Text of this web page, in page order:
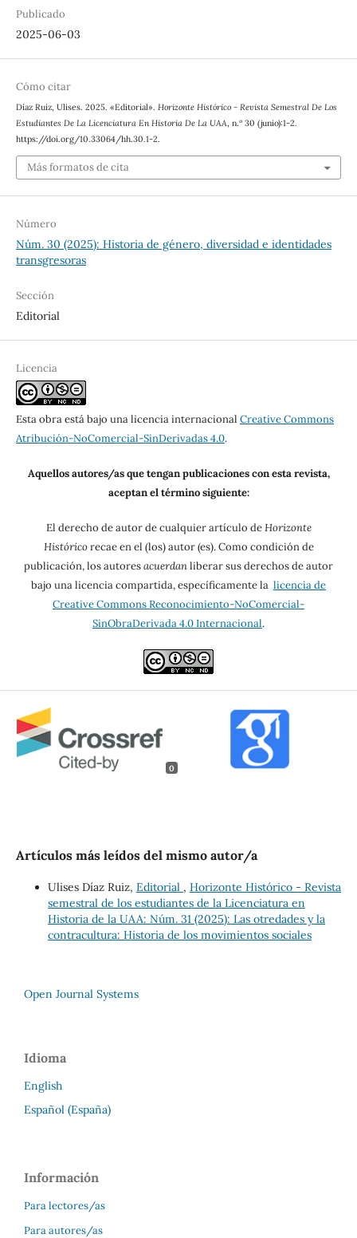
Publicado
2025-06-03
Cómo citar
Díaz Ruiz, Ulises. 2025. «Editorial». Horizonte Histórico - Revista Semestral De Los
Estudiantes De La Licenciatura En Historia De La UAA, n.º 30 (junio):1-2.
https://doi.org/10.33064/hh.30.1-2.
Más formatos de cita
Número
Núm. 30 (2025): Historia de género, diversidad e identidades
transgresoras
Sección
Editorial
Licencia
Esta obra está bajo una licencia internacional Creative Commons
Atribución-NoComercial-SinDerivadas 4.0.
Aquellos autores/as que tengan publicaciones con esta revista,
aceptan el término siguiente:
El derecho de autor de cualquier artículo deHorizonte
Históricorecae en el (los) autor (es). Como condición de
publicación, los autoresacuerdanliberar sus derechos de autor
bajo una licencia compartida, específicamente la licencia de
Creative Commons Reconocimiento-NoComercial-
SinObraDerivada 4.0 Internacional.
0
Artículos más leídos del mismo autor/a
Ulises Díaz Ruiz, Editorial , Horizonte Histórico - Revista
semestral de los estudiantes de la Licenciatura en
Historia de la UAA: Núm. 31 (2025): Las otredades y la
contracultura: Historia de los movimientos sociales
Open Journal Systems
Idioma
English
Español (España)
Información
Para lectores/as
Para autores/as